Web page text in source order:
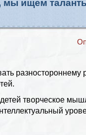
мы ищем
разностороннему
творческое